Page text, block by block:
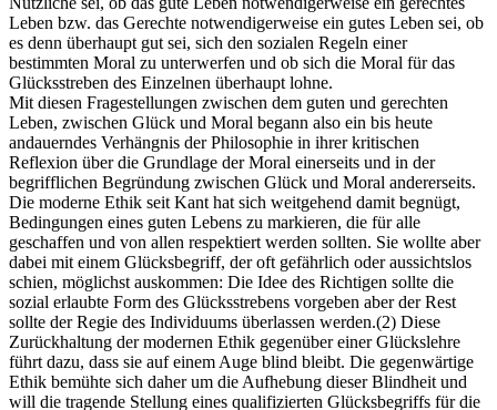
Leben bzw. das Gerechte notwendigerweise ein gutes Leben sei, ob
es denn überhaupt gut sei, sich den sozialen Regeln einer
bestimmten Moral zu unterwerfen und ob sich die Moral für das
Glücksstreben des Einzelnen überhaupt lohne.
Mit diesen Fragestellungen zwischen dem guten und gerechten
Leben, zwischen Glück und Moral begann also ein bis heute
andauerndes Verhängnis der Philosophie in ihrer kritischen
Reflexion über die Grundlage der Moral einerseits und in der
begrifflichen Begründung zwischen Glück und Moral andererseits.
Die moderne Ethik seit Kant hat sich weitgehend damit begnügt,
Bedingungen eines guten Lebens zu markieren, die für alle
geschaffen und von allen respektiert werden sollten. Sie wollte aber
dabei mit einem Glücksbegriff, der oft gefährlich oder aussichtslos
schien, möglichst auskommen: Die Idee des Richtigen sollte die
sozial erlaubte Form des Glücksstrebens vorgeben aber der Rest
sollte der Regie des Individuums überlassen werden.(2) Diese
Zurückhaltung der modernen Ethik gegenüber einer Glückslehre
führt dazu, dass sie auf einem Auge blind bleibt. Die gegenwärtige
Ethik bemühte sich daher um die Aufhebung dieser Blindheit und
will die tragende Stellung eines qualifizierten Glücksbegriffs für die